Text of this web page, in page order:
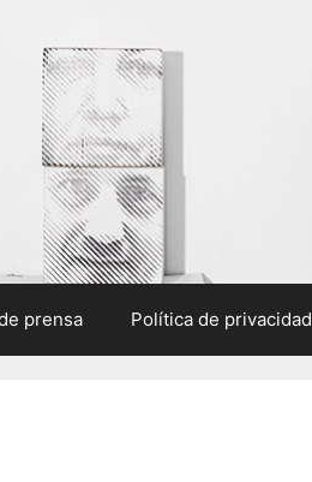
prensa Política de privacidad